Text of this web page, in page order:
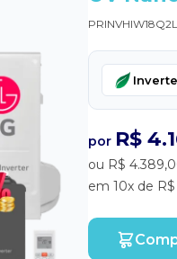
por R$
ou R$
em 10x de